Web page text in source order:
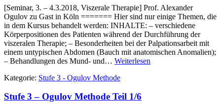
[Seminar, 3. – 4.3.2018, Viszerale Therapie] Prof. Alexander
Ogulov zu Gast in Köln ======= Hier sind nur einige Themen, die
in dem Kursus behandelt werden: INHALTE: – verschiedene
Körperpositionen des Patienten während der Durchführung der
viszeralen Therapie; – Besonderheiten bei der Palpationsarbeit mit
einem untypischen Abdomen (Bauch mit anatomischen Anomalien);
– Behandlungen des Mund- und… Weiterlesen
Kategorie: Stufe 3 - Ogulov Methode
Stufe 3 – Ogulov Methode Teil 1/6